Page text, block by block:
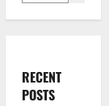
RECENT
POSTS